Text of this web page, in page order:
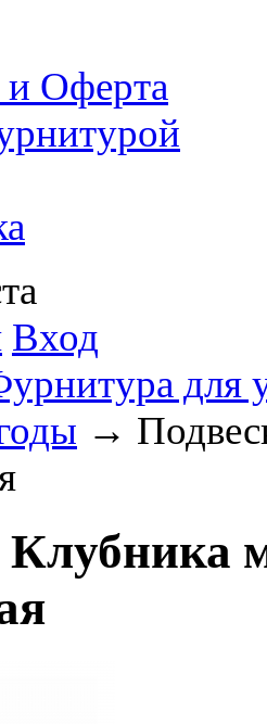
Оферта
Вход
для
→
Клубника